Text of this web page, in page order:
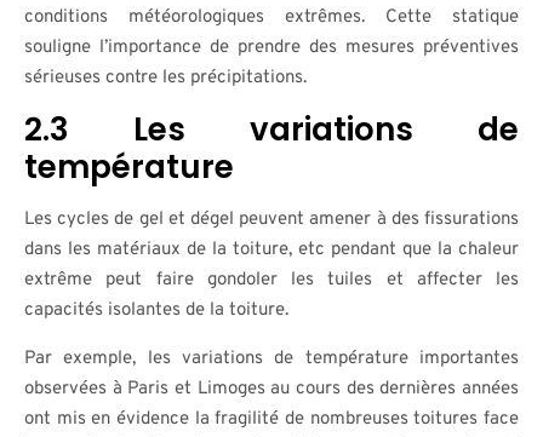
conditions météorologiques extrêmes. Cette statique
souligne l’importance de prendre des mesures préventives
sérieuses contre les précipitations.
2.3 Les variations de
température
Les cycles de gel et dégel peuvent amener à des fissurations
dans les matériaux de la toiture, etc pendant que la chaleur
extrême peut faire gondoler les tuiles et affecter les
capacités isolantes de la toiture.
Par exemple, les variations de température importantes
observées à Paris et Limoges au cours des dernières années
ont mis en évidence la fragilité de nombreuses toitures face